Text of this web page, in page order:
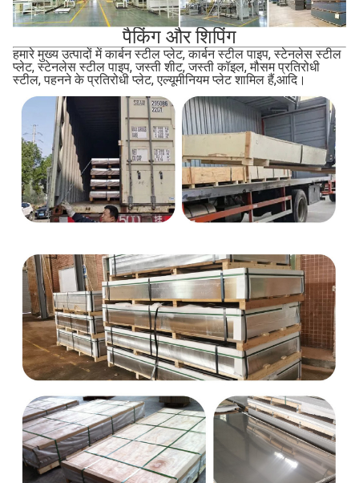
पैकिंग और शिपिंग
हमारे मुख्य उत्पादों में कार्बन स्टील प्लेट, कार्बन स्टील पाइप, स्टेनलेस स्टील
प्लेट, स्टेनलेस स्टील पाइप, जस्ती शीट, जस्ती कॉइल, मौसम प्रतिरोधी
स्टील, पहनने के प्रतिरोधी प्लेट, एल्यूमीनियम प्लेट शामिल हैं,आदि।